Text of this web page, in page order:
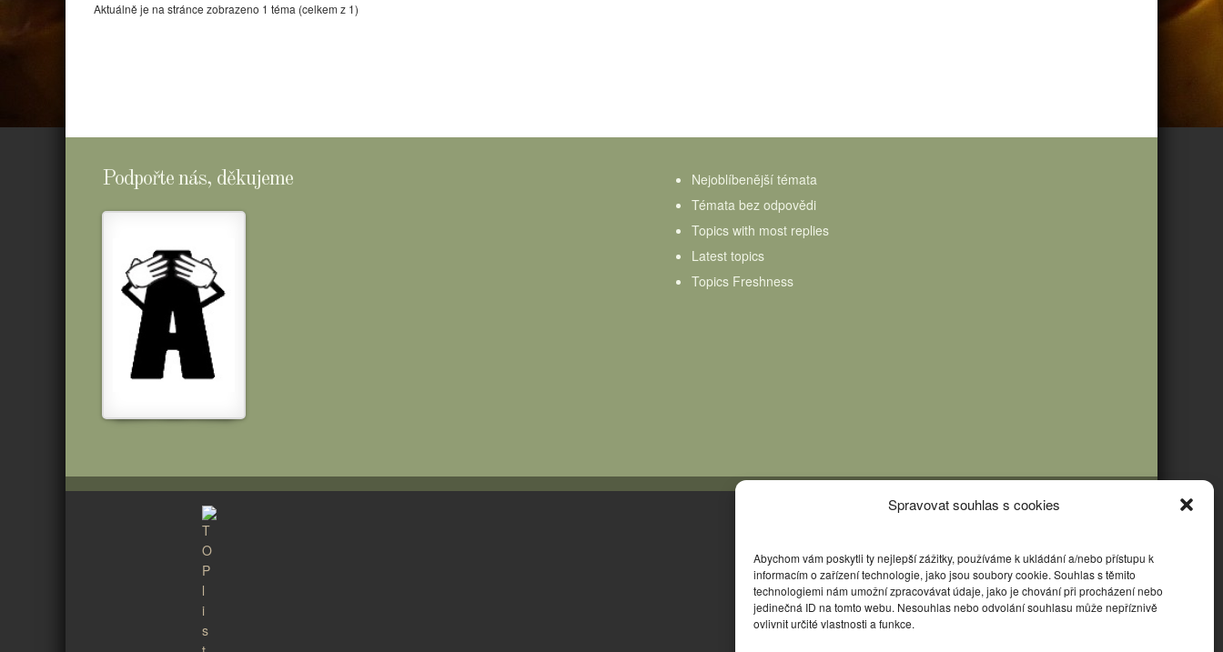
Spravovat souhlas s cookies
Abychom vám poskytli ty nejlepší zážitky, používáme k ukládání a/nebo přístupu k
informacím o zařízení technologie, jako jsou soubory cookie. Souhlas s těmito
technologiemi nám umožní zpracovávat údaje, jako je chování při procházení nebo
jedinečná ID na tomto webu. Nesouhlas nebo odvolání souhlasu může nepříznivě
ovlivnit určité vlastnosti a funkce.
Aktuálně je na stránce zobrazeno 1 téma (celkem z 1)
Podpořte nás, děkujeme
Nejoblíbenější témata
Témata bez odpovědi
Topics with most replies
Latest topics
Topics Freshness